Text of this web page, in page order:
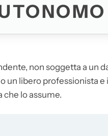
non soggetta a un
un libero professionista
lo assume.